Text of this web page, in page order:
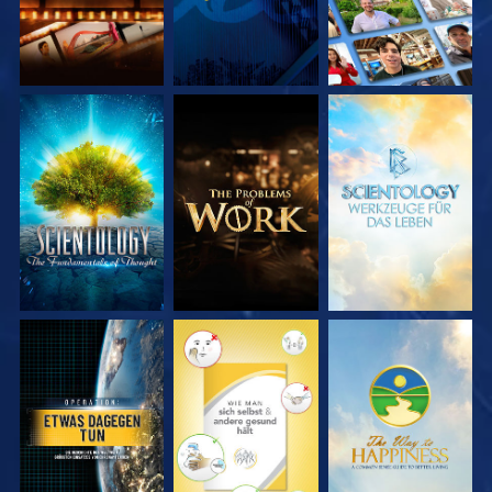
SERIE
ENTDECKEN
SERIE
ENTDECKEN
SERIE
ENTDECKEN
ANSEHEN ANSEHEN ANSEHEN